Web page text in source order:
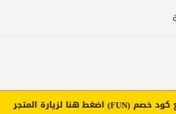
خصم(FUN) اضغط هنا لزيارة المتجر